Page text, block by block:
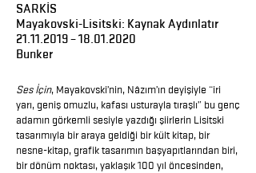
SARKİS
Mayakovski-Lisitski: Kaynak Aydınlatır
21.11.2019–18.01.2020
Bunker
Ses İçin, Mayakovski’nin, Nâzım’ın deyişiyle “iri
yarı, geniş omuzlu, kafası usturayla tıraşlı” bu genç
adamın görkemli sesiyle yazdığı şiirlerin Lisitski
tasarımıyla bir araya geldiği bir kült kitap, bir
nesne-kitap, grafik tasarımın başyapıtlarından biri,
bir dönüm noktası, yaklaşık 100 yıl öncesinden,